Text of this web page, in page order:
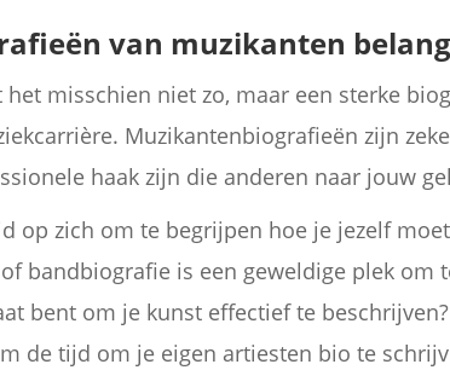
van muzikanten
misschien niet zo, maar een sterke
Muzikantenbiografieën zijn
haak zijn die anderen naar jouw
op zich om te begrijpen hoe je jezelf
bandbiografie is een geweldige plek om
bent om je kunst effectief te
de tijd om je eigen artiesten bio te